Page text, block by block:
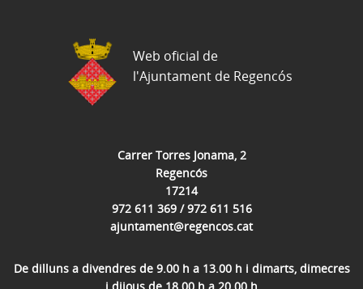
Carrer Torres Jonama, 2
Regencós
17214
972 611 369 / 972 611 516
ajuntament@regencos.cat
De dilluns a divendres de 9.00 h a 13.00 h i dimarts, dimecres
Web oficial de
l'Ajuntament de Regencós